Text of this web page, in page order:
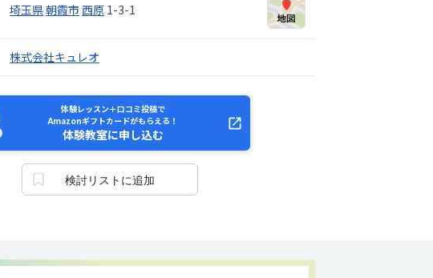
埼玉県朝霞市 西原 1-3-1
株式会社キュレオ
体験レッスン＋口コミ投稿で
Amazonギフトカードがもらえる！
体験教室に申し込む
検討リストに追加